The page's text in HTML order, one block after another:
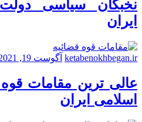
نخبگان سیاسی
ایران
ketabenokhbegan.ir آگوست 19, 2021
عالی ترین مقامات
اسلامی ایران